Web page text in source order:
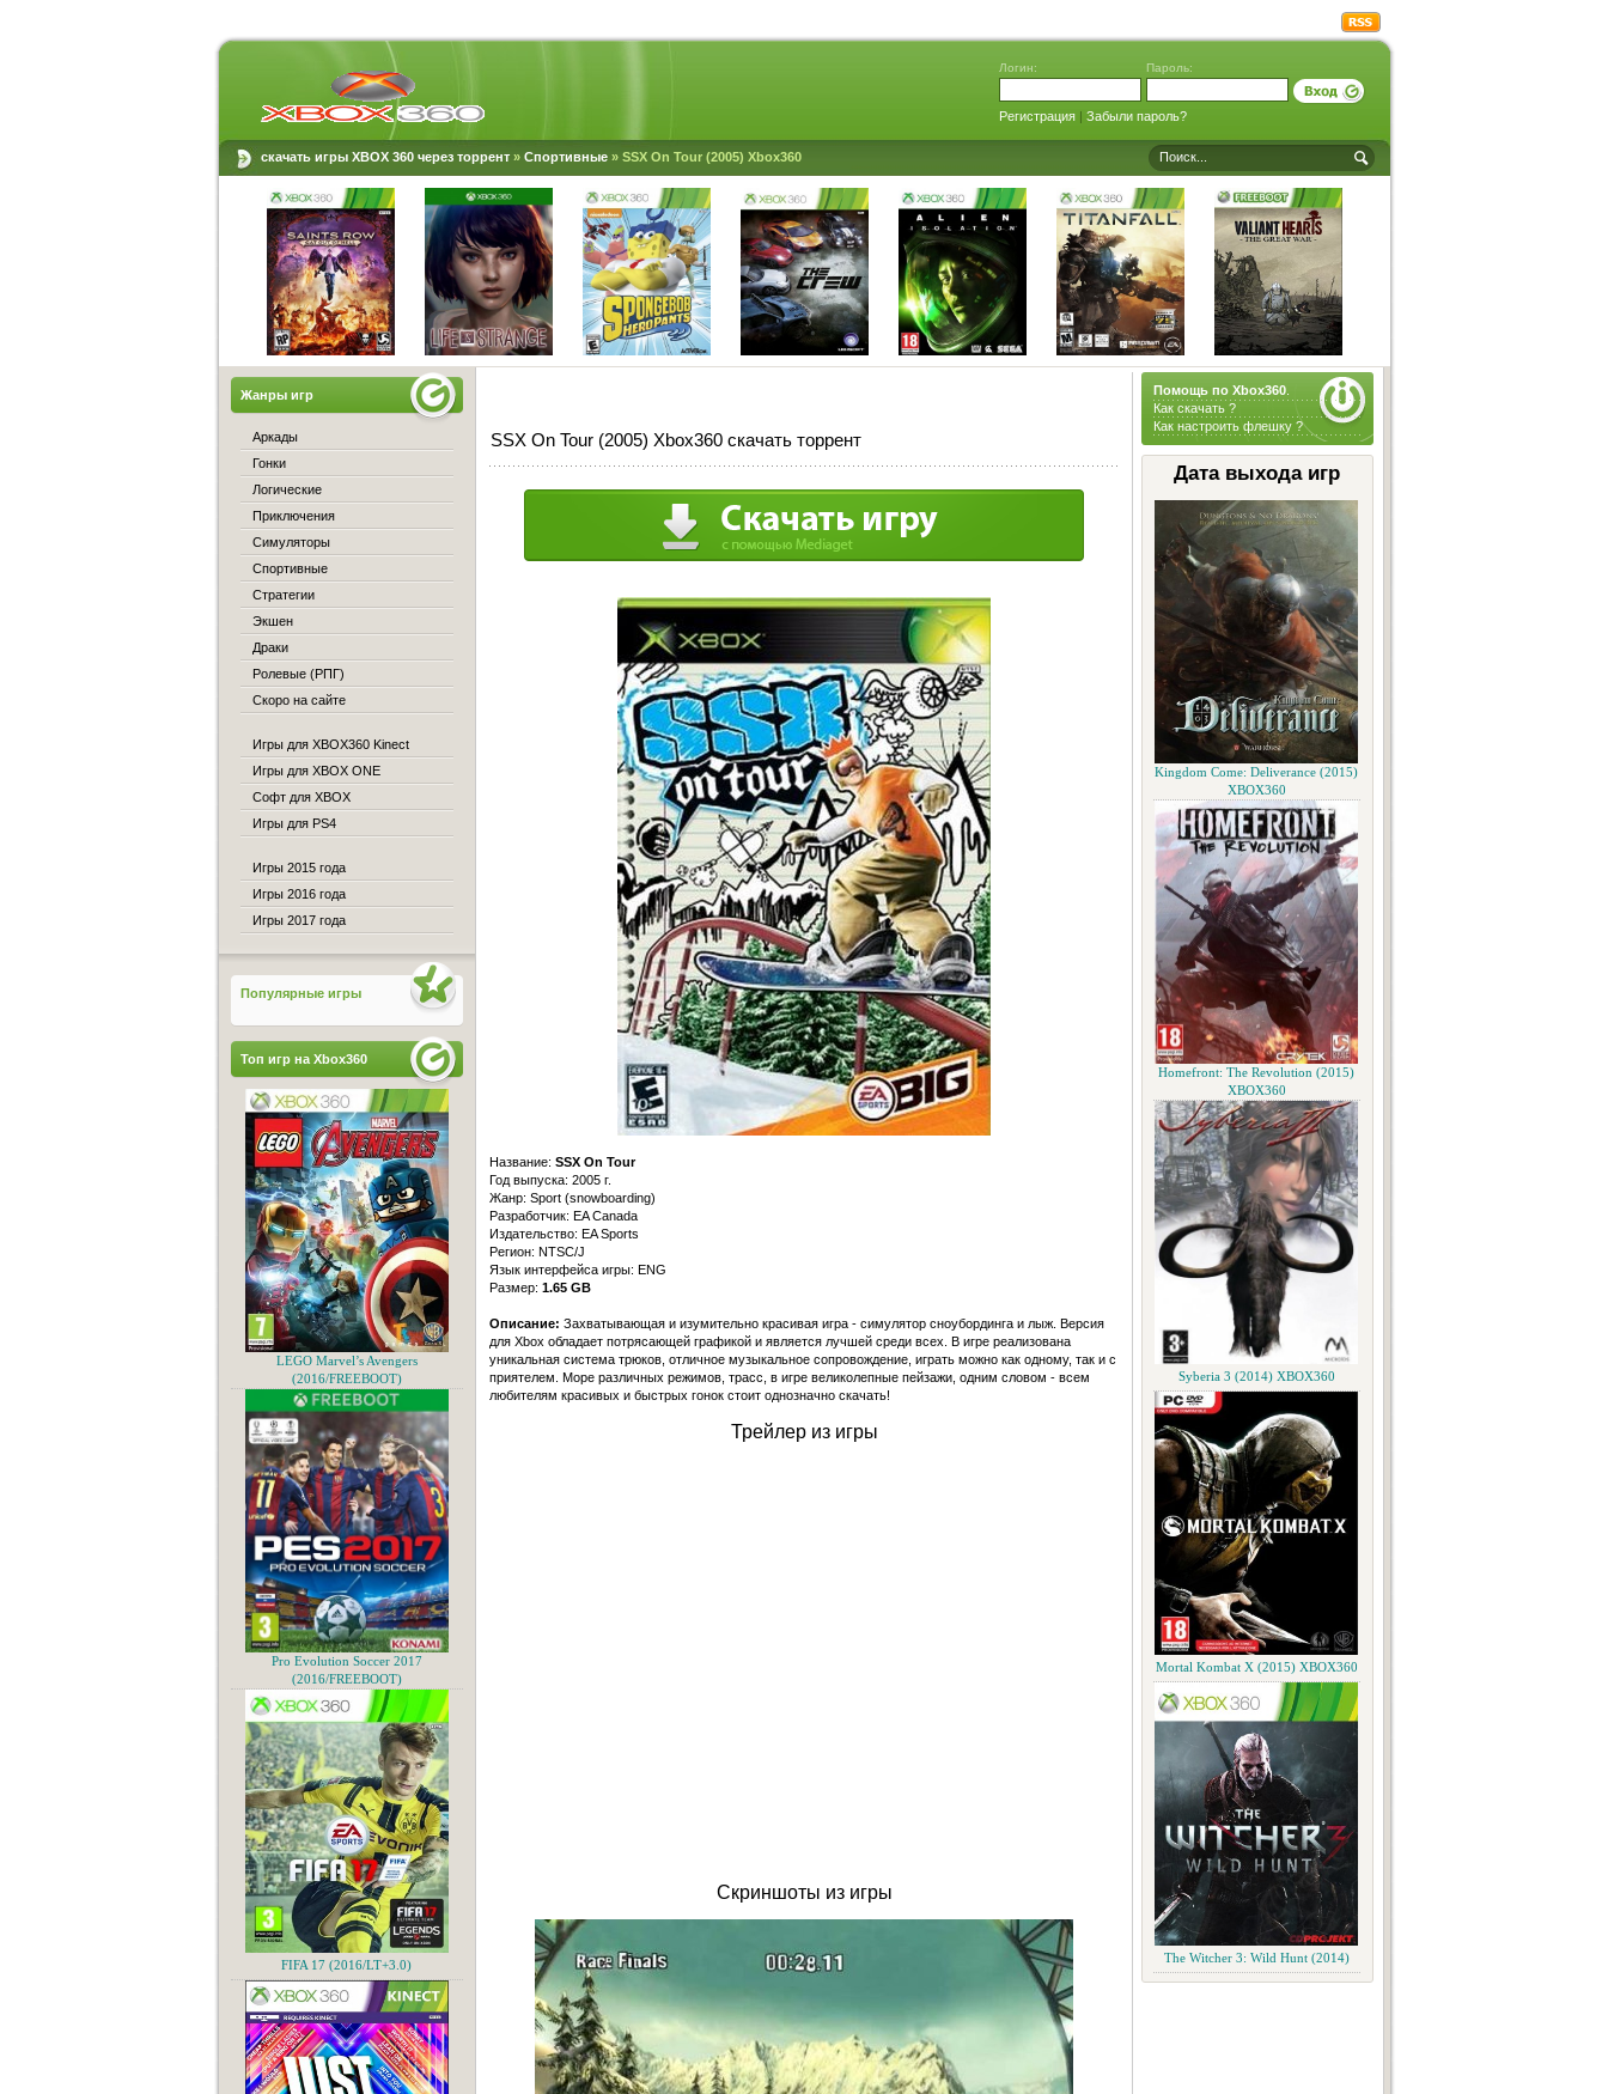
Логин: Пароль:
Регистрация| Забыли пароль?
скачать игры XBOX 360 через торрент» Спортивные» SSX On Tour (2005) Xbox360
Помощь по Xbox360.
Как скачать ?
Как настроить флешку ?
Дата выхода игр
Kingdom Come: Deliverance (2015)
XBOX360
Homefront: The Revolution (2015)
XBOX360
Syberia 3 (2014) XBOX360
Mortal Kombat X (2015) XBOX360
The Witcher 3: Wild Hunt (2014)
SSX On Tour (2005) Xbox360 скачать торрент
Название: SSX On Tour
Год выпуска: 2005 г.
Жанр: Sport (snowboarding)
Разработчик: EA Canada
Издательство: EA Sports
Регион: NTSC/J
Язык интерфейса игры: ENG
Размер: 1.65 GB
Описание: Захватывающая и изумительно красивая игра - симулятор сноубординга и лыж. Версия
для Xbox обладает потрясающей графикой и является лучшей среди всех. В игре реализована
уникальная система трюков, отличное музыкальное сопровождение, играть можно как одному, так и с
приятелем. Море различных режимов, трасс, в игре великолепные пейзажи, одним словом - всем
любителям красивых и быстрых гонок стоит однозначно скачать!
Трейлер из игры
Скриншоты из игры
Жанры игр
Аркады
Гонки
Логические
Приключения
Симуляторы
Спортивные
Стратегии
Экшен
Драки
Ролевые (РПГ)
Скоро на сайте
Игры для XBOX360 Kinect
Игры для XBOX ONE
Софт для XBOX
Игры для PS4
Игры 2015 года
Игры 2016 года
Игры 2017 года
Популярные игры
Топ игр на Xbox360
LEGO Marvel’s Avengers
(2016/FREEBOOT)
Pro Evolution Soccer 2017
(2016/FREEBOOT)
FIFA 17 (2016/LT+3.0)